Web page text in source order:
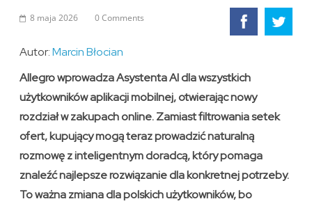
8 maja 2026 0 Comments
Autor:Marcin Błocian
Allegro wprowadza Asystenta AI dla wszystkich
użytkowników aplikacji mobilnej, otwierając nowy
rozdział w zakupach online. Zamiast filtrowania setek
ofert, kupujący mogą teraz prowadzić naturalną
rozmowę z inteligentnym doradcą, który pomaga
znaleźć najlepsze rozwiązanie dla konkretnej potrzeby.
To ważna zmiana dla polskich użytkowników, bo